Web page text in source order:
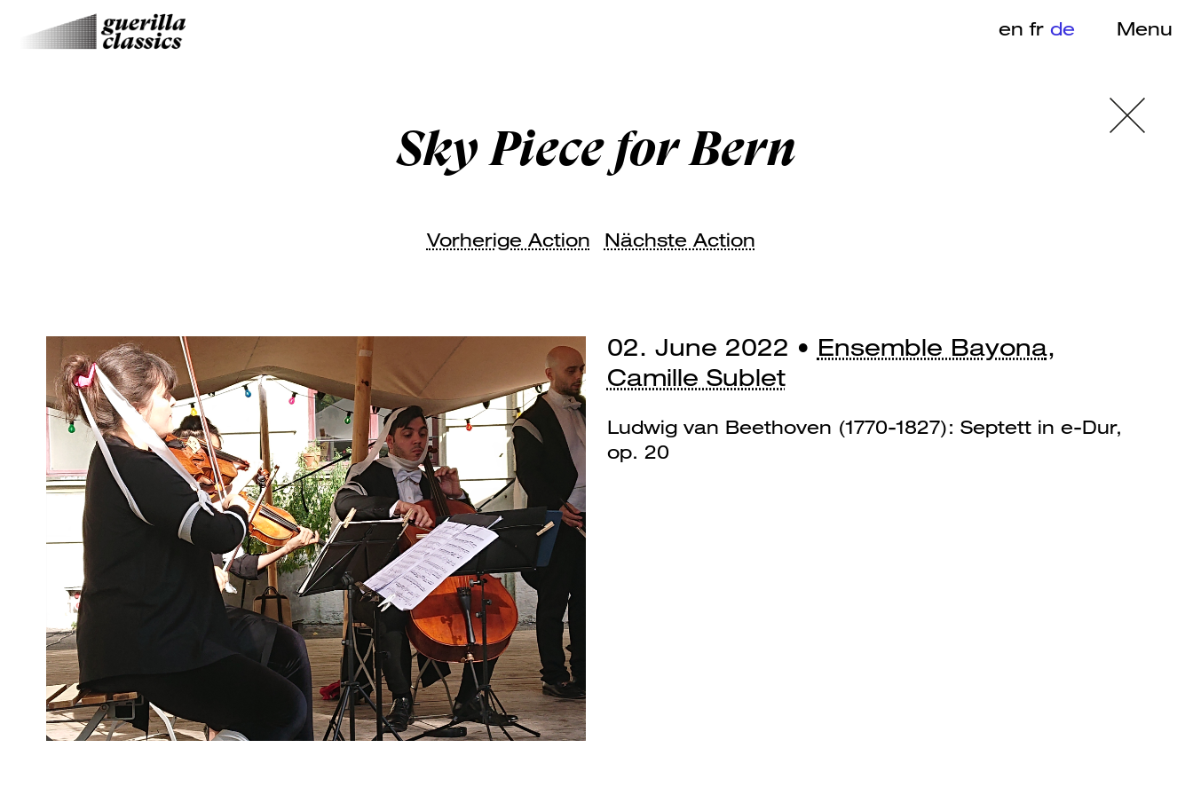
en fr de Menu
Sky Piece for Bern
Vorherige Action Nächste Action
Previous Next
02. June 2022 • Ensemble Bayona,
Camille Sublet
Ludwig van Beethoven (1770-1827): Septett in e-Dur,
op. 20